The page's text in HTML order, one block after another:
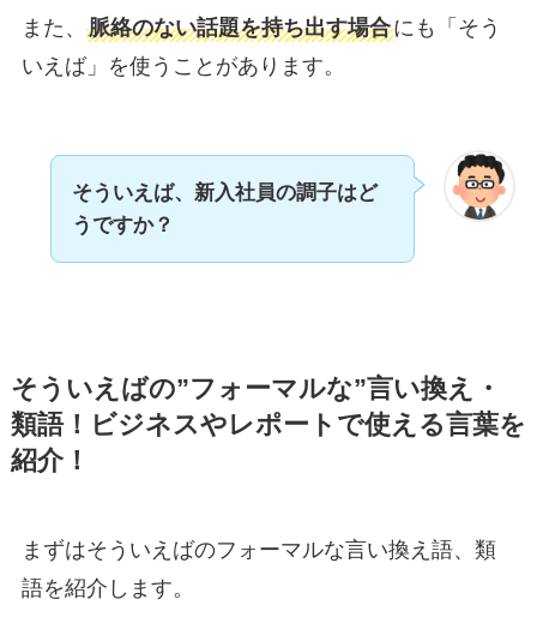
また、 脈絡のない話題を持ち出す場合にも「そう
いえば」を使うことがあります。
そういえば、新入社員の調子はど
うですか？
そういえばの”フォーマルな”言い換え・
類語！ビジネスやレポートで使える言葉を
紹介！
まずはそういえばのフォーマルな言い換え語、類
語を紹介します。